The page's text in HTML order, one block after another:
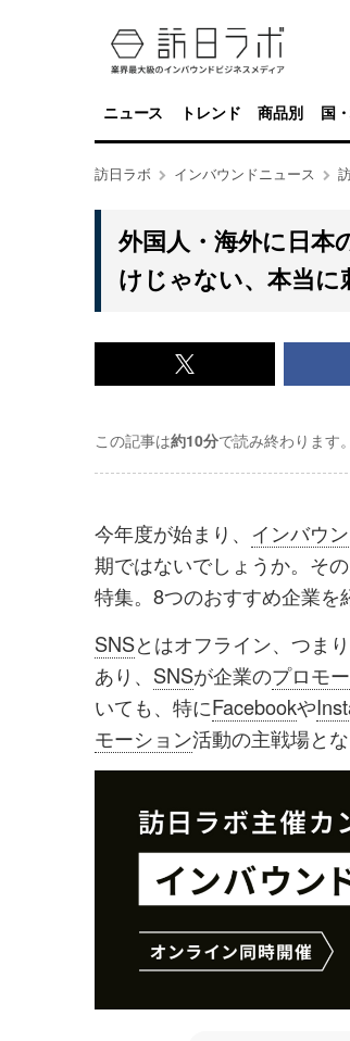
ニュース トレンド 商品別 国
訪日ラボ インバウンドニュース
外国人・海外に日本
けじゃない、本当
x<br>
記
事
シ
ェ
ア
す
る
この記事は約10分で読み終わります。
今年度が始まり、 インバウ
期ではないでしょうか。その
特集。8つのおすすめ企業を
SNSとはオフライン、つま
あり、 SNSが企業のプロモ
いても、特にFacebookや
モーション活動の主戦場とな